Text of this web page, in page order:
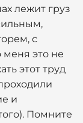
лежит груз
с
меня это не
этот труд
и
Помните